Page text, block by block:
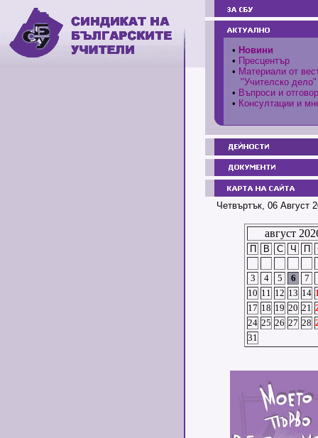
• Новини
• Пресцентър
• Материали от
"Учителско дело"
• Въпроси и
• Консултации и
Четвъртък, 06 Август
август
П В С Ч П
3
4 5 6 7
10 11 12 13 14
17 18 19 20 21
24 25 26 27 28
31